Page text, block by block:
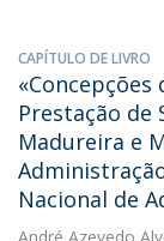
CAPÍTULO DE LIVRO
Prestação de
Madureira e
Nacional de